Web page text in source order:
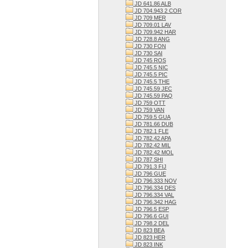
JD 641.86 ALB
JD 704.943 2 COR
JD 709 MER
JD 709.01 LAV
JD 709.942 HAR
JD 728.8 ANG
JD 730 FON
JD 730 SAI
JD 745 ROS
JD 745.5 NIC
JD 745.5 PIC
JD 745.5 THE
JD 745.59 JEC
JD 745.59 PAQ
JD 759 OTT
JD 759 VAN
JD 759.5 GUA
JD 781.66 DUB
JD 782.1 FLE
JD 782.42 APA
JD 782.42 MIL
JD 782.42 MOL
JD 787 SHI
JD 791.3 FIJ
JD 796 GUE
JD 796.333 NOV
JD 796.334 DES
JD 796.334 VAL
JD 796.342 HAG
JD 796.5 ESP
JD 796.6 GUI
JD 798.2 DEL
JD 823 BEA
JD 823 HER
JD 823 INK